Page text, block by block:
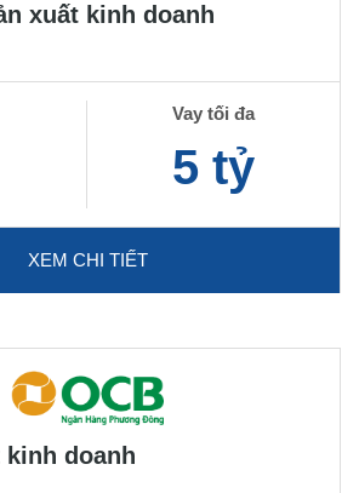
xuất kinh doanh
Vay tối đa
5 tỷ
XEM CHI TIẾT
kinh doanh